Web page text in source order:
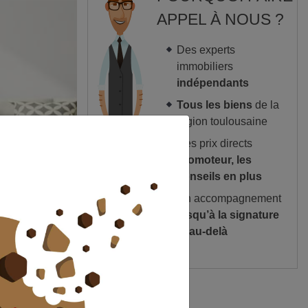
bénéficiant
des
prennent
APPEL À NOUS ?
Des experts
immobiliers
indépendants
Tous les biens de la
région toulousaine
Des prix directs
promoteur, les
conseils en plus
Un accompagnement
jusqu’à la signature
et au-delà